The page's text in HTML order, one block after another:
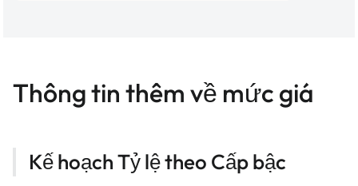
Thông tin thêm về mức giá
Kế hoạch Tỷ lệ theo Cấp bậc